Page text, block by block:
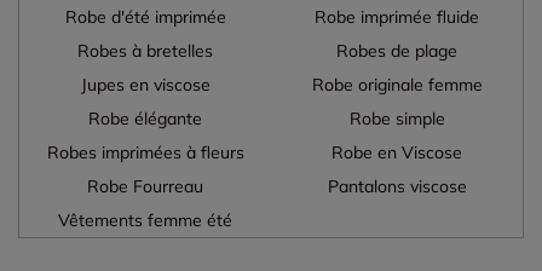
Robe d'été imprimée
Robes à bretelles
Jupes en viscose
Robe imprimée fluide
Robes de plage
Robe originale femme
Robe élégante
Robes imprimées à fleurs
Robe Fourreau
Vêtements femme été
Robe simple
Robe en Viscose
Pantalons viscose